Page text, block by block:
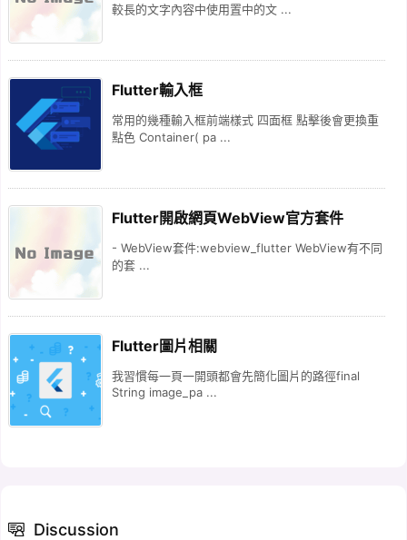
較長的文字內容中使用置中的文 ...
Flutter輸入框
常用的幾種輸入框前端樣式 四面框 點擊後會更換重
點色 Container( pa ...
Flutter開啟網頁WebView官方套件
- WebView套件:webview_flutter WebView有不同
的套 ...
Flutter圖片相關
我習慣每一頁一開頭都會先簡化圖片的路徑final
String image_pa ...
Discussion